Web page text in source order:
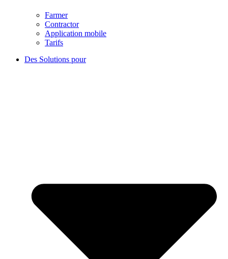
Farmer
Contractor
Application mobile
Tarifs
Des Solutions pour